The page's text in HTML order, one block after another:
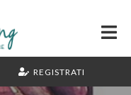
REGISTRATI